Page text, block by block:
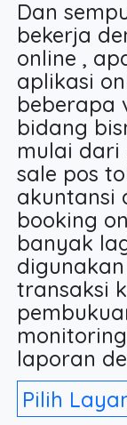
Dan
bekerja
online ,
aplikasi
beberapa
bidang
mulai dari
sale pos
akuntansi
booking
banyak
transaksi
laporan
Pilih